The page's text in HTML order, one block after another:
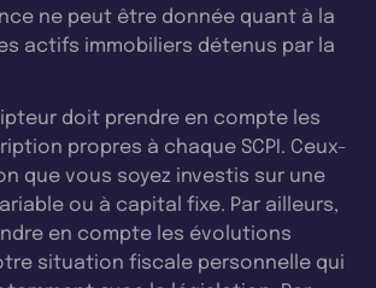
ne peut être donnée quant à la
actifs immobiliers détenus par la
doit prendre en compte les
propres à chaque SCPI. Ceux-
que vous soyez investis sur une
ou à capital fixe. Par ailleurs,
en compte les évolutions
situation fiscale personnelle qui